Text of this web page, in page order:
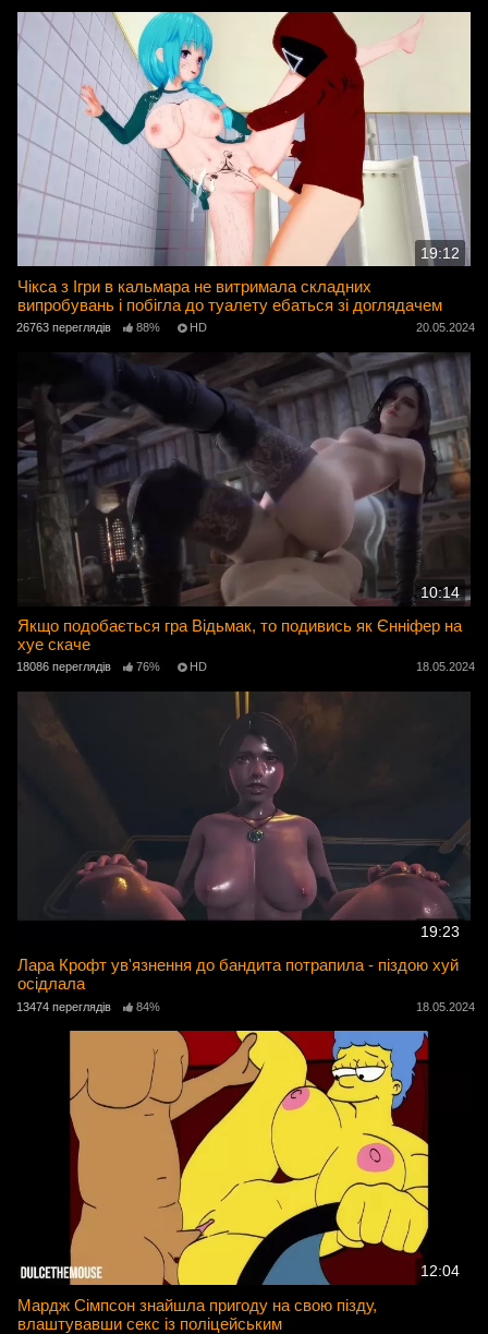
19:12
Чікса з Ігри в кальмара не витримала складних
випробувань і побігла до туалету ебаться зі доглядачем
26763 переглядів 88% HD 20.05.2024
10:14
Якщо подобається гра Відьмак, то подивись як Єнніфер на
хуе скаче
18086 переглядів 76% HD 18.05.2024
19:23
Лара Крофт ув'язнення до бандита потрапила - піздою хуй
осідлала
13474 переглядів 84% 18.05.2024
12:04
Мардж Сімпсон знайшла пригоду на свою пізду,
влаштувавши секс із поліцейським